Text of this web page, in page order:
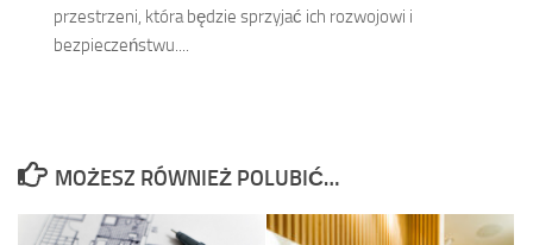
przestrzeni, która będzie sprzyjać ich rozwojowi i
bezpieczeństwu....
MOŻESZ RÓWNIEŻ POLUBIĆ…